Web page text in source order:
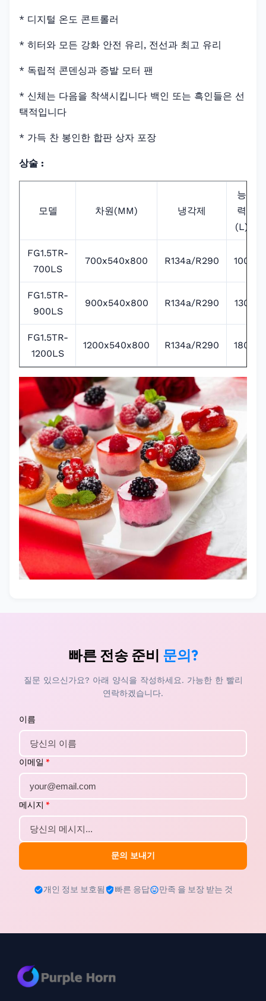
* 디지털 온도 콘트롤러
* 히터와 모든 강화 안전 유리, 전선과 최고 유리
* 독립적 콘덴싱과 증발 모터 팬
* 신체는 다음을 착색시킵니다 백인 또는 흑인들은 선
택적입니다
* 가득 찬 봉인한 합판 상자 포장
상술 :
모델 차원(MM) 냉각제
능
력
(L)
FG1.5TR-
700LS
700x540x800 R134a/R290 100
FG1.5TR-
900LS
900x540x800 R134a/R290 130
FG1.5TR-
1200LS
1200x540x800 R134a/R290 180
빠른 전송 준비 문의?
질문 있으신가요? 아래 양식을 작성하세요. 가능한 한 빨리
연락하겠습니다.
이름
이메일 *
메시지 *
문의 보내기
개인 정보 보호됨 빠른 응답 만족 을 보장 받는 것